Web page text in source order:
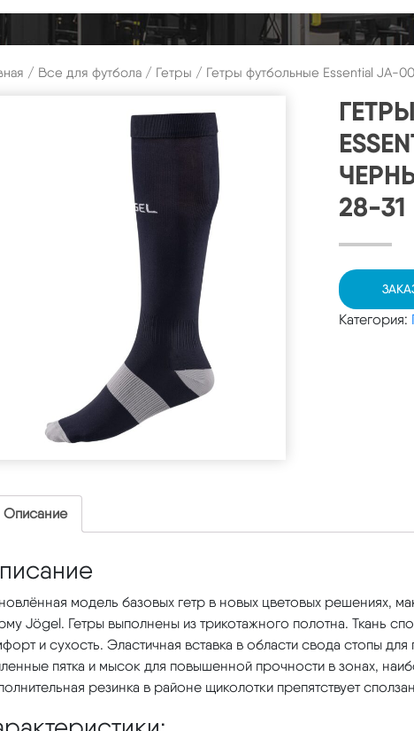
/ Все для футбола / Гетры / Гетры футбольные Essential JA-
28-31
Категория:
Описание
модель базовых гетр в новых цветовых решениях,
Jögel. Гетры выполнены из трикотажного полотна. Ткань
и сухость. Эластичная вставка в области свода стопы
пятка и мысок для повышенной прочности в зонах,
резинка в районе щиколотки препятствует